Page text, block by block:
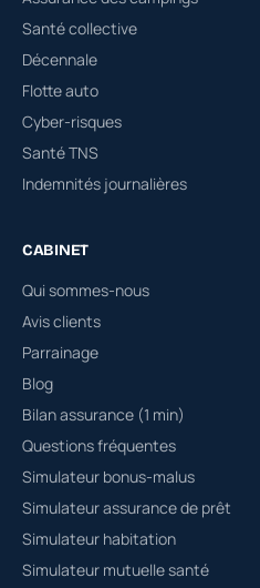
Santé collective
Décennale
Flotte auto
Cyber-risques
Santé TNS
Indemnités journalières
CABINET
Qui sommes-nous
Avis clients
Parrainage
Blog
Bilan assurance (1 min)
Questions fréquentes
Simulateur bonus-malus
Simulateur assurance de prêt
Simulateur habitation
Simulateur mutuelle santé